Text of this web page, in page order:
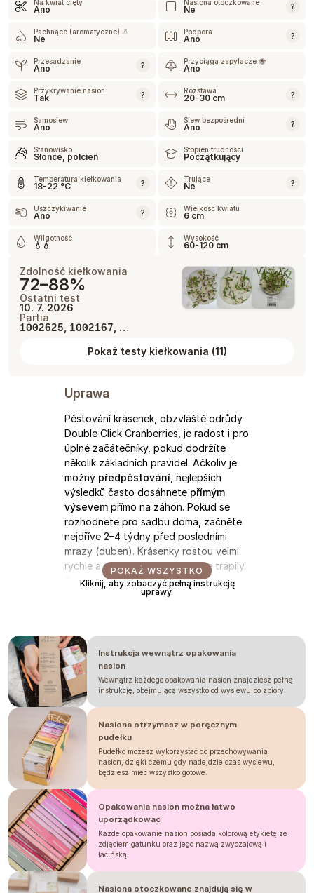
Na kwiat cięty
Ano
Nasiona otoczkowane
Ne ?
Pachnące (aromatyczne) 👃
Ne
Podpora
Ano ?
Przesadzanie
Ano ? Przyciąga zapylacze 🐝
Ano
Przykrywanie nasion
Tak ? Rozstawa
20-30 cm ?
Samosiew
Ano
Siew bezpośredni
Ano ?
Stanowisko
Słońce, półcień
Stopień trudności
Początkujący
Temperatura kiełkowania
18-22 °C ? Trujące
Ne ?
Uszczykiwanie
Ano ? Wielkość kwiatu
6 cm
Wilgotność
💧💧
Wysokość
60-120 cm
Zdolność kiełkowania
72–88%
Ostatni test
10. 7. 2026
Partia
1002625 1002167 , …
Pokaż testy kiełkowania (11)
Uprawa
Pěstování krásenek, obzvláště odrůdy
Double Click Cranberries, je radost i pro
úplné začátečníky, pokud dodržíte
několik základních pravidel. Ačkoliv je
možný předpěstování , nejlepších
výsledků často dosáhnete přímým
výsevem přímo na záhon. Pokud se
rozhodnete pro sadbu doma, začněte
nejdříve 2–4 týdny před posledními
mrazy (duben). Krásenky rostou velmi
rychle a v malém prostoru by se trápily.
Semena vysejte do hloubky azakryjte
, jelikož ke klíčení potřebují
dní. Při výsevu přímo ven počkejte až
nakvěten, kdy pomine riziko mrazíků a
půda se prohřeje.
Jedním z nejdůležitějších kroků pro
bohatou úrodu květů je
Jakmile rostlina dosáhne výšky asi 30
cm nebo má 3–4 páry pravých listů,
nebojte se uštípnout vrcholový výhon.
Tento zásah podpoří větvení a zajistí,
že jedna rostlina vyprodukuje nejméně
12 stonků plných poloplných až plných
květů v nádherném magentovém
odstínu. Vzhledem k tomu, že tato
odrůda dorůstá výšky 60–120 cm, je
nezbytnáopora
podpůrnou síť nebo rostliny vyvázat k
provázku podél záhonu, aby se ve
POKAŻ WSZYSTKO
Kliknij, aby zobaczyć pełną instrukcję
uprawy.
Instrukcja wewnątrz opakowania
nasion
Wewnątrz każdego opakowania nasion znajdziesz pełną
instrukcję, obejmującą wszystko od wysiewu po zbiory.
Nasiona otrzymasz w poręcznym
pudełku
Pudełko możesz wykorzystać do przechowywania
nasion, dzięki czemu gdy nadejdzie czas wysiewu,
będziesz mieć wszystko gotowe.
Opakowania nasion można łatwo
uporządkować
Każde opakowanie nasion posiada kolorową etykietę ze
zdjęciem gatunku oraz jego nazwą zwyczajową i
łacińską.
Nasiona otoczkowane znajdują się w